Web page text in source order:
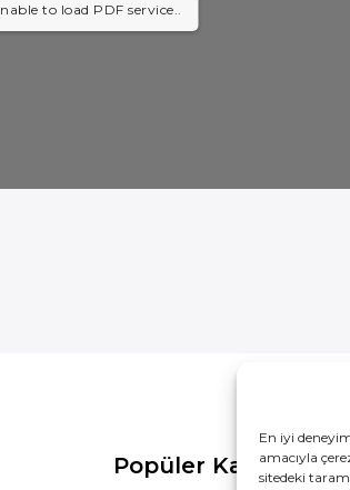
En iyi
amacıyla
sitedeki
to load PDF service..
Popüler Kategoriler